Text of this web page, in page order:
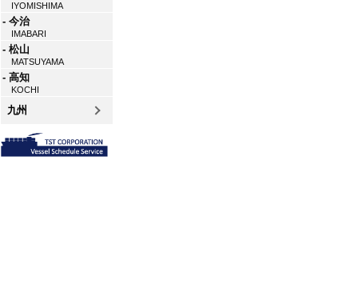
IYOMISHIMA
- 今治
IMABARI
- 松山
MATSUYAMA
- 高知
KOCHI
九州